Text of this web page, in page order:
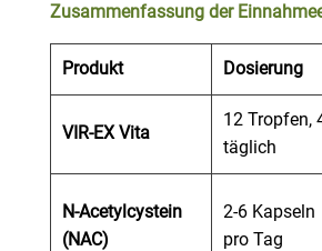
Zusammenfassung der
Produkt Dosierung
VIR-EX Vita
12 Tropfen,
täglich
N-Acetylcystein
(NAC)
2-6 Kapseln
pro Tag